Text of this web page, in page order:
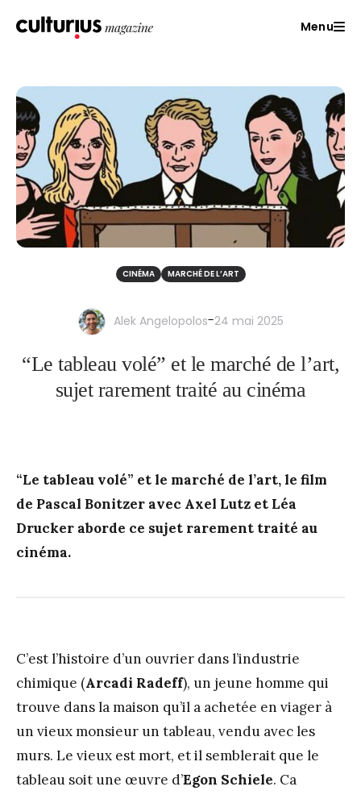
Menu
CINÉMA MARCHÉ DE L’ART
Alek Angelopolos-24 mai 2025
“Le tableau volé” et le marché de l’art,
sujet rarement traité au cinéma
“Le tableau volé” et le marché de l’art, le film
de Pascal Bonitzer avec Axel Lutz et Léa
Drucker aborde ce sujet rarement traité au
cinéma.
C’est l’histoire d’un ouvrier dans l’industrie
chimique (Arcadi Radeff), un jeune homme qui
trouve dans la maison qu’il a achetée en viager à
un vieux monsieur un tableau, vendu avec les
murs. Le vieux est mort, et il semblerait que le
tableau soit une œuvre d’Egon Schiele. Ca